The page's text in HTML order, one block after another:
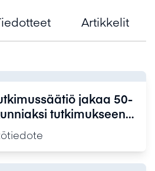
Artikkelit
jakaa 50-
tutkimukseen